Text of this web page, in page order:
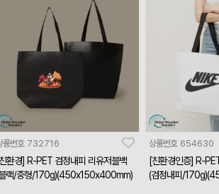
품번호 732716
환경] R-PET 검정내피 리유저블백
랙/중형/170g)(450x150x400mm)
상품번호 654630
[친환경인증] R-
(검정내피/